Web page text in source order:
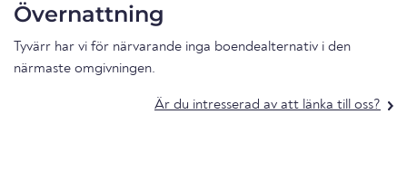
Övernattning
Tyvärr har vi för närvarande inga boendealternativ i den
närmaste omgivningen.
Är du intresserad av att länka till oss?